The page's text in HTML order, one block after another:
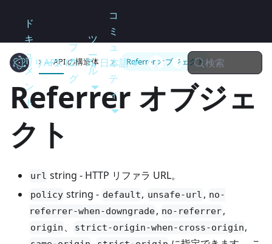
Electron
ド
キ
ュ
メ
ン
ト
API
ブ
ロ
グ
ツ
ー
ル
コ
ミ
ュ
ニ
テ
ィ
リリース 日本語 検索
API の構造体 Referrer オブジェクト
Referrer オブジェ
クト
url string - HTTP リファラ URL。
policy string - default, unsafe-url , no-
referrer-when-downgrade, no-referrer,
origin 、 strict-origin-when-cross-origin,